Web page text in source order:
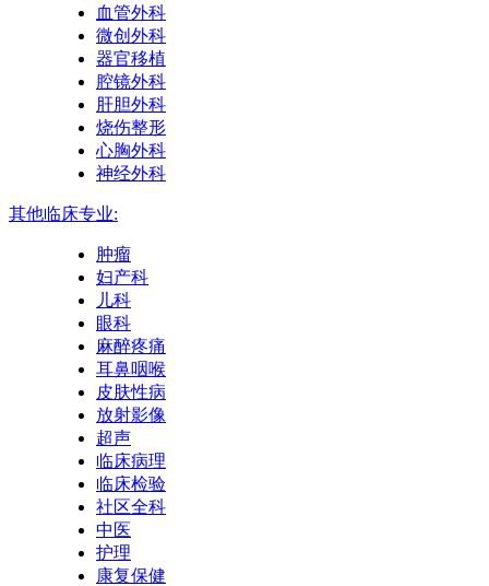
血管外科
微创外科
器官移植
腔镜外科
肝胆外科
烧伤整形
心胸外科
神经外科
其他临床专业:
肿瘤
妇产科
儿科
眼科
麻醉疼痛
耳鼻咽喉
皮肤性病
放射影像
超声
临床病理
临床检验
社区全科
中医
护理
康复保健